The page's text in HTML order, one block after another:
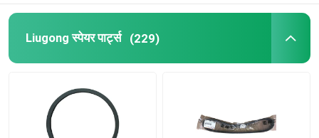
हुंडई स्पेयर पार्ट्स
शांगचाई स्पेयर पार्ट्स
Liugong स्पेयर पार्ट्स (229)